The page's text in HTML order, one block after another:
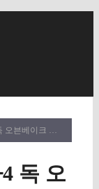
지사료 생선” 솔직 후기
독 오